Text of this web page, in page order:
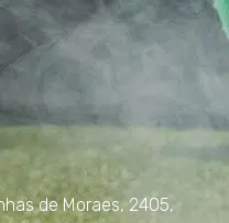
de Moraes, 2405,